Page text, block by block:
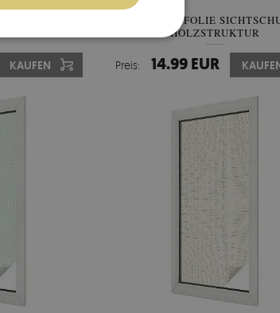
KAUFEN
FENSTERFOLIE
HOLZSTRUKTUR
Preis: 14.99 EUR